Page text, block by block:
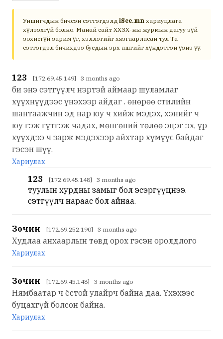
Уншигчдын бичсэн сэтгэгдэлд iSee.mn хариуцлага
хүлээхгүй болно. Манай сайт ХХЗХ-ны журмын дагуу зүй
зохисгүй зарим үг, хэллэгийг хязгаарласан тул Та
сэтгэгдэл бичихдээ бусдын эрх ашгийг хүндэтгэн үзнэ үү.
123 [172.69.45.149] 3 months ago
би энэ сэтгүүлч нэртэй аймаар шуламлаг
хүүхнүүдээс үнэхээр айдаг . өнөрөө стилийн
шантаажчин эд нар юу ч хийж мэдэх, хэнийг ч
юу гэж гүтгэж чадах, мөнгөний төлөө эцэг эх, үр
хүүхдээ ч зарж мэдэхээр айхтар хүмүүс байдаг
гэсэн шүү.
Хариулах
123 [172.69.45.148] 3 months ago
туулын хурдны замыг бол эсэргүүцнээ.
сэтгүүлч нараас бол айнаа.
Зочин [172.69.252.190] 3 months ago
Худлаа анхаарлын төвд орох гэсэн оролдлого
Хариулах
Зочин [172.69.45.148] 3 months ago
Нямбаатар ч ёстой улайрч байна даа. Үхэхээс
буцахгүй болсон байна.
Хариулах